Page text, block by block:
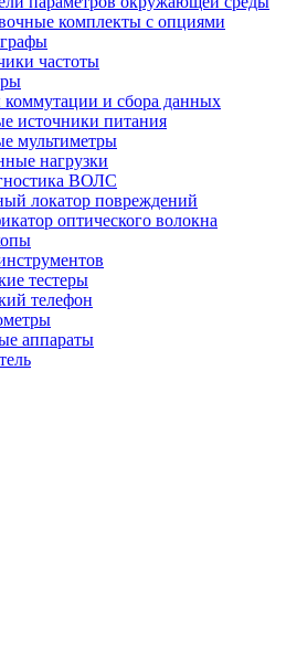
комплекты с опциями
частоты
и сбора данных
источники питания
мультиметры
нагрузки
ВОЛС
локатор повреждений
оптического волокна
тестеры
телефон
аппараты